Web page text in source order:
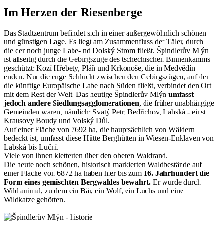
Im Herzen der Riesenberge
Das Stadtzentrum befindet sich in einer außergewöhnlich schönen
und günstigen Lage. Es liegt am Zusammenfluss der Täler, durch
die der noch junge Labe- nd Dolský Strom fließt. Špindlerův Mlýn
ist allseitig durch die Gebirgszüge des tschechischen Binnenkamms
geschützt: Kozí Hřebety, Pláň und Krkonoše, die in Medvědín
enden. Nur die enge Schlucht zwischen den Gebirgszügen, auf der
die künftige Europäische Labe nach Süden fließt, verbindet den Ort
mit dem Rest der Welt. Das heutige Špindlerův Mlýn umfasst
jedoch andere Siedlungsagglomerationen, die früher unabhängige
Gemeinden waren, nämlich: Svatý Petr, Bedřichov, Labská - einst
Krausovy Boudy und Volský Důl.
Auf einer Fläche von 7692 ha, die hauptsächlich von Wäldern
bedeckt ist, umfasst diese Hütte Berghütten in Wiesen-Enklaven von
Labská bis Luční.
Viele von ihnen kletterten über den oberen Waldrand.
Die heute noch schönen, historisch markierten Waldbestände auf
einer Fläche von 6872 ha haben hier bis zum 16. Jahrhundert die
Form eines gemischten Bergwaldes bewahrt. Er wurde durch
Wild animal, zu dem ein Bär, ein Wolf, ein Luchs und eine
Wildkatze gehörten.